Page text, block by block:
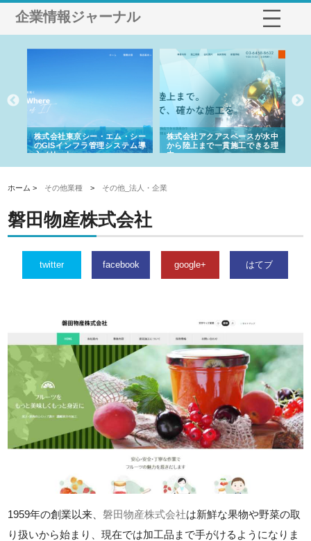
企業情報ジャーナル
株式会社東京シー・エム・シー
のGISインフラ管理システム導
入メリット
株式会社アクアスペースが水中
から陸上まで一貫施工できる理
由
ホーム > その他業種 > その他_法人・企業
磐田物産株式会社
twitter facebook google+ はてブ
1959年の創業以来、磐田物産株式会社は新鮮な果物や野菜の取
り扱いから始まり、現在では加工品まで手がけるようになりま